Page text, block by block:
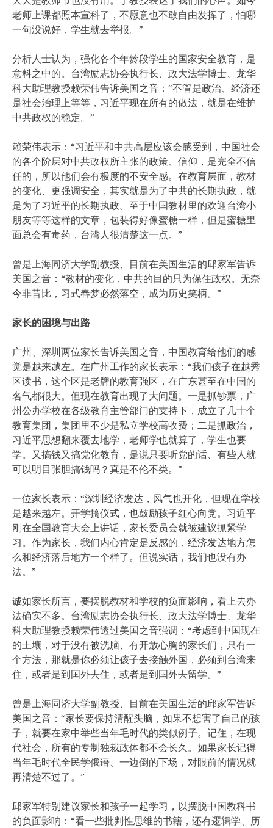
老师上课都照本宣科了，不愿意也不敢自由发挥了，怕哪
一句没说好，学生就去举报。”
分析人士认为，强化各个年龄段学生的国家安全教育，是
意料之中的。台湾励志协会执行长、政大法学博士、龙华
科大助理教授赖荣伟告诉美国之音：“不管是政治、经济还
是社会治理上等等，习近平现在所有的做法，就是在维护
中共政权的稳定。”
赖荣伟表示：“习近平和中共高层应该会感受到，中国社会
的各个阶层对中共政权所主张的政策、信仰，是完全不信
任的，所以他们会有极度的不安全感。在教育层面，教材
的变化、更强调安全，其实就是为了中共的长期执政，就
是为了习近平的长期执政。至于中国教材里的欢迎台湾小
朋友等等这样的文章，包装得好像蜜糖一样，但是蜜糖里
面总会有毒药，台湾人很清楚这一点。”
曾是上海同济大学副教授、目前在美国生活的邱家军告诉
美国之音：“教材的变化，中共的目的只为保住政权。无奈
今非昔比，习式春梦必然落空，成为历史笑柄。”
家长的困境与出路
广州、深圳两位家长告诉美国之音，中国教育给他们的感
觉是越来越左。在广州工作的家长表示：“我们孩子在越秀
区读书，这个区是老牌的教育强区，在广东甚至在中国的
名气都很大。但现在教育出现了大问题。一是抓钞票，广
州公办学校在各级教育主管部门的支持下，成立了几十个
教育集团，集团里不少是私立学校高收费；二是抓政治，
习近平思想翻来覆去地学，老师学也就算了，学生也要
学。又搞钱又搞党化教育，是说只要听党的话、有些人就
可以明目张胆搞钱吗？真是不伦不类。”
一位家长表示：“深圳经济发达，风气也开化，但现在学校
是越来越左。开学搞仪式，也鼓励孩子红心向党。习近平
刚在全国教育大会上讲话，家长委员会就被建议抓紧学
习。作为家长，我们内心肯定是反感的，经济发达地方怎
么和经济落后地方一个样了。但说实话，我们也没有办
法。”
诚如家长所言，要摆脱教材和学校的负面影响，看上去办
法确实不多。台湾励志协会执行长、政大法学博士、龙华
科大助理教授赖荣伟透过美国之音强调：“考虑到中国现在
的土壤，对于没有被洗脑、有开放心胸的家长们，只有一
个方法，那就是你必须让孩子去接触外国，必须到台湾来
住，或者是到国外去住，或者是到国外去留学。”
曾是上海同济大学副教授、目前在美国生活的邱家军告诉
美国之音：“家长要保持清醒头脑，如果不想害了自己的孩
子，就要在家中举些当年毛时代的类似例子。记住，在现
代社会，所有的专制独裁政体都不会长久。如果家长记得
当年毛时代全民学俄语、一边倒的下场，对眼前的情况就
再清楚不过了。”
邱家军特别建议家长和孩子一起学习，以摆脱中国教科书
的负面影响：“看一些批判性思维的书籍，还有逻辑学、历